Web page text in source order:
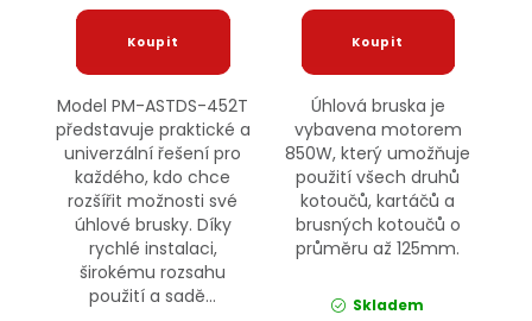
Model PM-ASTDS-452T
představuje praktické a
univerzální řešení pro
každého, kdo chce
rozšířit možnosti své
úhlové brusky. Díky
rychlé instalaci,
širokému rozsahu
použití a sadě...
Úhlová bruska je
vybavena motorem
850W, který umožňuje
použití všech druhů
kotoučů, kartáčů a
brusných kotoučů o
průměru až 125mm.
Skladem